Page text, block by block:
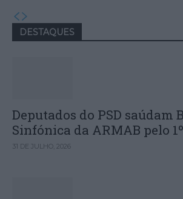
DESTAQUES
Deputados do PSD saúdam
Sinfónica da ARMAB pelo
31 DE JULHO, 2026